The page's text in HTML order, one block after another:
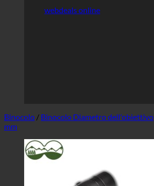
webdeals online
Binocolo / Binocolo Diametro dell'obiettivo
mm